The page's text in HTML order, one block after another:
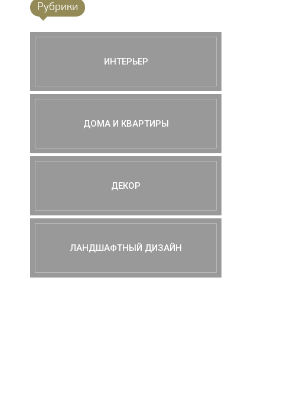
Рубрики
ИНТЕРЬЕР
ДОМА И КВАРТИРЫ
ДЕКОР
ЛАНДШАФТНЫЙ ДИЗАЙН